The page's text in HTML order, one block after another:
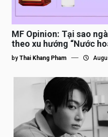
MF Opinion: Tại sao
theo xu hướng “Nước
by Thai Khang Pham